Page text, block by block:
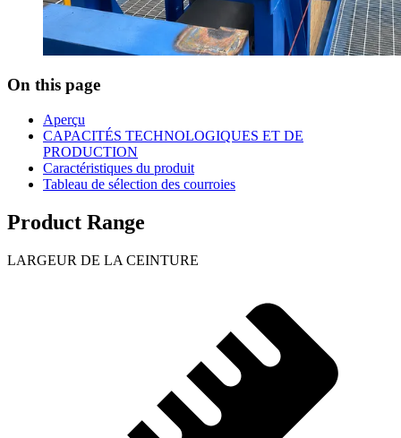
On this page
Aperçu
CAPACITÉS TECHNOLOGIQUES ET DE
PRODUCTION
Caractéristiques du produit
Tableau de sélection des courroies
Product Range
LARGEUR DE LA CEINTURE